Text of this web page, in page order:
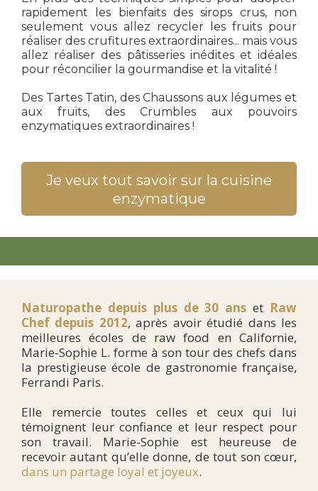
rapidement les bienfaits des sirops crus, non
seulement vous allez recycler les fruits pour
réaliser des crufitures extraordinaires... mais vous
allez réaliser des pâtisseries inédites et idéales
pour réconcilier la gourmandise et la vitalité !
Des Tartes Tatin, des Chaussons aux légumes et
aux fruits, des Crumbles aux pouvoirs
enzymatiques extraordinaires !
Je veux tout savoir sur la cuisine
enzymatique
Naturopathe depuis plus de 30 ans et Raw
Chef depuis 2012, après avoir étudié dans les
meilleures écoles de raw food en Californie,
Marie-Sophie L. forme à son tour des chefs dans
la prestigieuse école de gastronomie française,
Ferrandi Paris.
Elle remercie toutes celles et ceux qui lui
témoignent leur confiance et leur respect pour
son travail. Marie-Sophie est heureuse de
recevoir autant qu’elle donne, de tout son cœur,
dans un partage loyal et joyeux.